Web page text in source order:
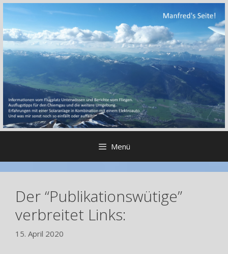
Zum
springen
Menü
Der “Publikationswütige”
verbreitet Links:
15. April 2020